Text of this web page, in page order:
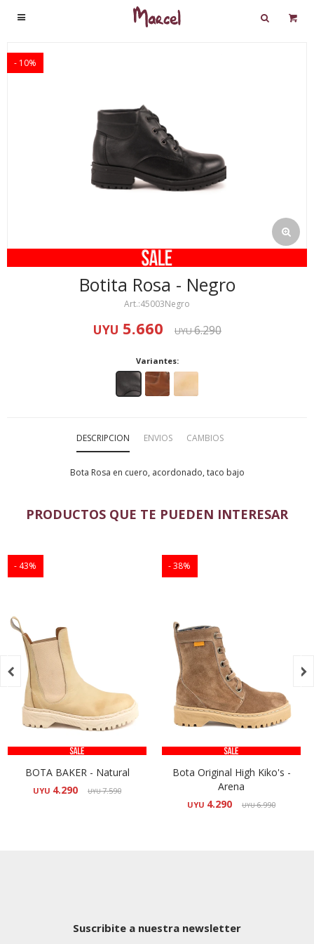

10
Botita Rosa - Negro
45003Negro
UYU 5.660 UYU6.290
Variantes:
DESCRIPCION ENVIOS CAMBIOS
Bota Rosa en cuero, acordonado, taco bajo
PRODUCTOS QUE TE PUEDEN INTERESAR
43
BOTA BAKER - Natural
UYU 4.290 UYU7.590
38
Bota Original High Kiko's -
Arena
UYU 4.290 UYU6.990
 
Suscribite a nuestra newsletter